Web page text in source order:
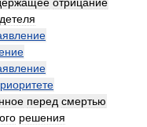
перед смертью
решения